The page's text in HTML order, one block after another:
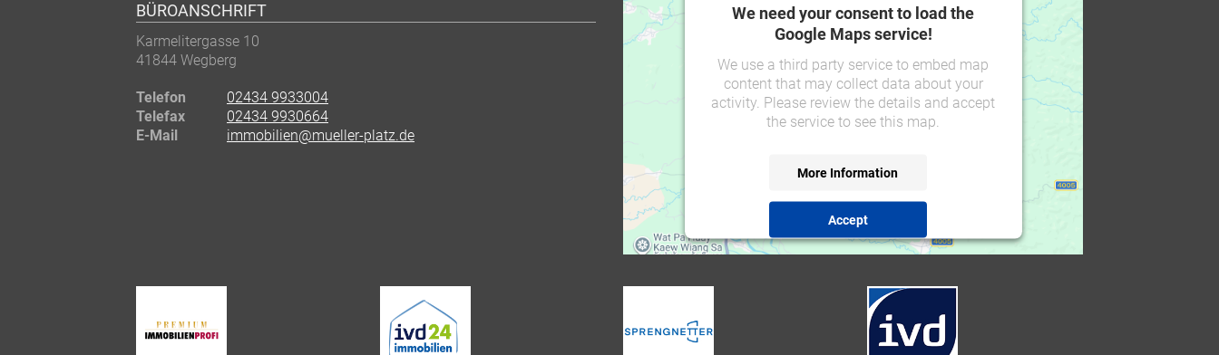
BÜROANSCHRIFT
Karmelitergasse 10
41844 Wegberg
Telefon
02434 9933004
Telefax
02434 9930664
E-Mail
immobilien@mueller-platz.de
We need your consent to load the
Google Maps service!
We use a third party service to embed map
content that may collect data about your
activity. Please review the details and accept
the service to see this map.
More Information
Accept
powered byUsercentrics Consent Management